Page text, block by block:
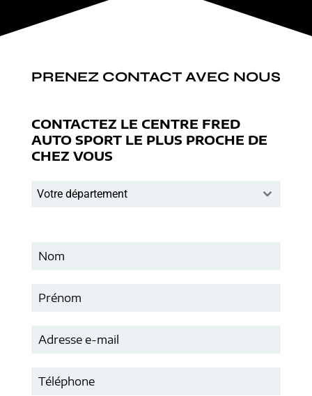
PRENEZ CONTACT AVEC NOUS
CONTACTEZ LE CENTRE FRED
AUTO SPORT LE PLUS PROCHE DE
CHEZ VOUS
Votre département